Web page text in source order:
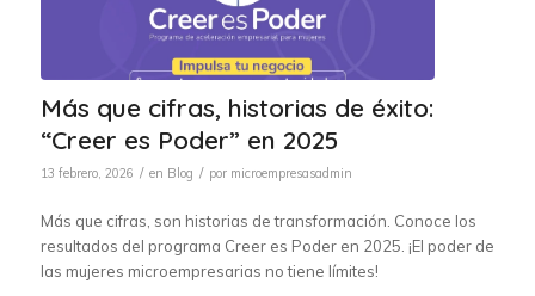
Más que cifras, historias de éxito:
“Creer es Poder” en 2025
13 febrero, 2026 / en Blog / por microempresasadmin
Más que cifras, son historias de transformación. Conoce los
resultados del programa Creer es Poder en 2025. ¡El poder de
las mujeres microempresarias no tiene límites!